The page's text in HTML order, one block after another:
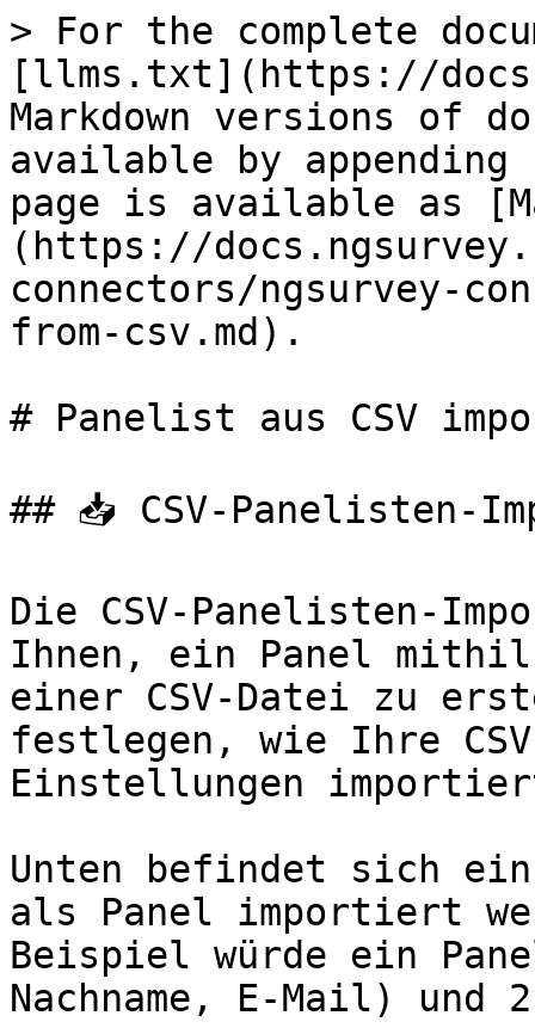
> For the complete
[llms.txt](https://
Markdown versions of
available by
page is available as
(https://
connectors/ngsurvey-
from-csv.md).
# Panelist aus CSV
## 📥 CSV-Panelisten-
Die CSV-Panelisten-
Ihnen, ein Panel
einer CSV-Datei zu
festlegen, wie Ihre
Einstellungen
Unten befindet sich
als Panel importiert
Beispiel würde ein
Nachname, E-Mail)